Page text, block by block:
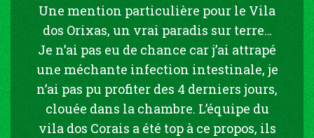
Une mention particulière pour le Vila
dos Orixas, un vrai paradis sur terre…
Je n’ai pas eu de chance car j’ai attrapé
une méchante infection intestinale, je
n’ai pas pu profiter des 4 derniers jours,
clouée dans la chambre. L’équipe du
vila dos Corais a été top à ce propos, ils